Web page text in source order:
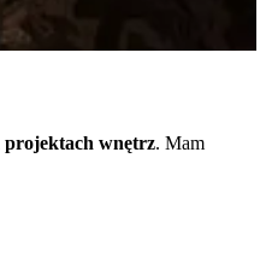
projektach wnętrz. Mam